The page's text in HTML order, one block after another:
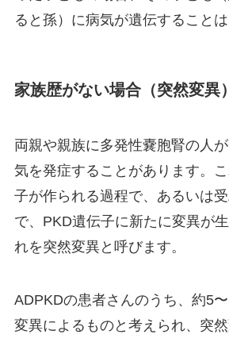
ると孫）に病気が遺伝することは
家族歴がない場合（突然変異）
両親や親族に多発性嚢胞腎の人
気を発症することがあります。
子が作られる過程で、あるいは
で、PKD遺伝子に新たに変異が
れを突然変異と呼びます。
ADPKDの患者さんのうち、約5
変異によるものと考えられ、突